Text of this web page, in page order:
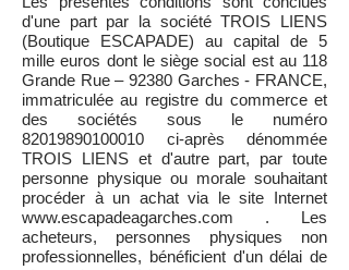
d'une part par la société TROIS LIENS
(Boutique ESCAPADE) au capital de 5
mille euros dont le siège social est au 118
Grande Rue – 92380 Garches - FRANCE,
immatriculée au registre du commerce et
des sociétés sous le numéro
82019890100010 ci-après dénommée
TROIS LIENS et d'autre part, par toute
personne physique ou morale souhaitant
procéder à un achat via le site Internet
www.escapadeagarches.com . Les
acheteurs, personnes physiques non
professionnelles, bénéficient d'un délai de